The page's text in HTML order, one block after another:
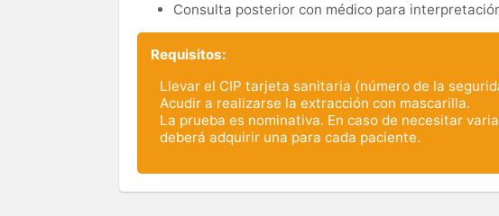
Consulta posterior con médico para
Requisitos:
Llevar el CIP tarjeta sanitaria (número de la
Acudir a realizarse la extracción con mascarilla.
La prueba es nominativa. En caso de necesitar
deberá adquirir una para cada paciente.